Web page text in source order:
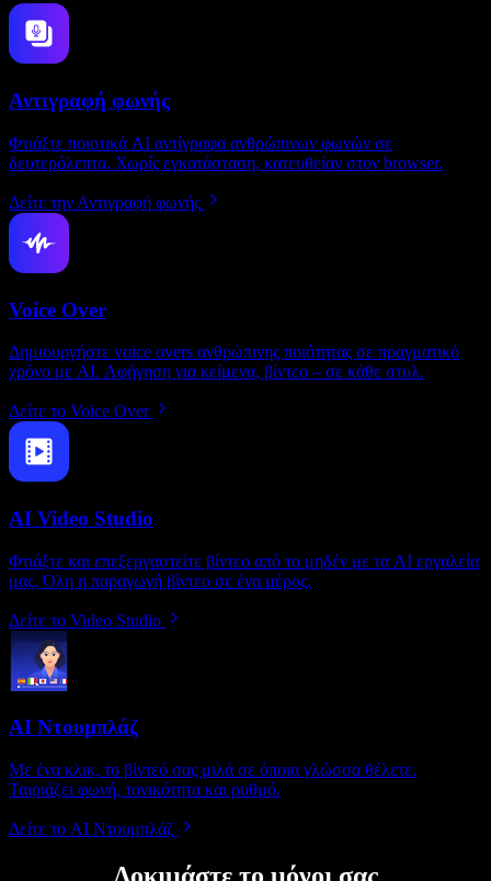
Αντιγραφή φωνής
Φτιάξτε ποιοτικά AI αντίγραφα ανθρώπινων φωνών σε
δευτερόλεπτα. Χωρίς εγκατάσταση, κατευθείαν στον browser.
Δείτε την Αντιγραφή φωνής
Voice Over
Δημιουργήστε voice overs ανθρώπινης ποιότητας σε πραγματικό
χρόνο με AI. Αφήγηση για κείμενα, βίντεο – σε κάθε στυλ.
Δείτε το Voice Over
AI Video Studio
Φτιάξτε και επεξεργαστείτε βίντεο από το μηδέν με τα AI εργαλεία
μας. Όλη η παραγωγή βίντεο σε ένα μέρος.
Δείτε το Video Studio
AI Ντουμπλάζ
Με ένα κλικ, το βίντεό σας μιλά σε όποια γλώσσα θέλετε.
Ταιριάζει φωνή, τονικότητα και ρυθμό.
Δείτε το AI Ντουμπλάζ